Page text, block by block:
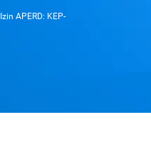
APERD: KEP-